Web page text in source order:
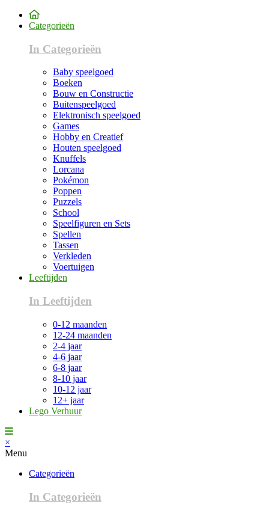
Categorieën
In Categorieën
Baby speelgoed
Boeken
Bouw en Constructie
Buitenspeelgoed
Elektronisch speelgoed
Games
Hobby en Creatief
Houten speelgoed
Knuffels
Lorcana
Pokémon
Poppen
Puzzels
School
Speelfiguren en Sets
Spellen
Tassen
Verkleden
Voertuigen
Leeftijden
In Leeftijden
0-12 maanden
12-24 maanden
2-4 jaar
4-6 jaar
6-8 jaar
8-10 jaar
10-12 jaar
12+ jaar
Lego Verhuur
×
Menu
Categorieën
In Categorieën